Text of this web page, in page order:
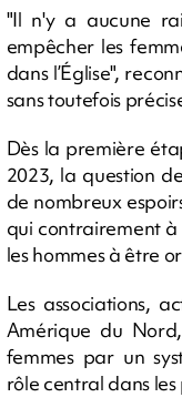
"Il n'y a aucune
empêcher les
dans l’Église",
sans toutefois
Dès la première
2023, la question
de nombreux
qui contrairement à
les hommes à être
Les associations,
Amérique du
femmes par un
rôle central dans